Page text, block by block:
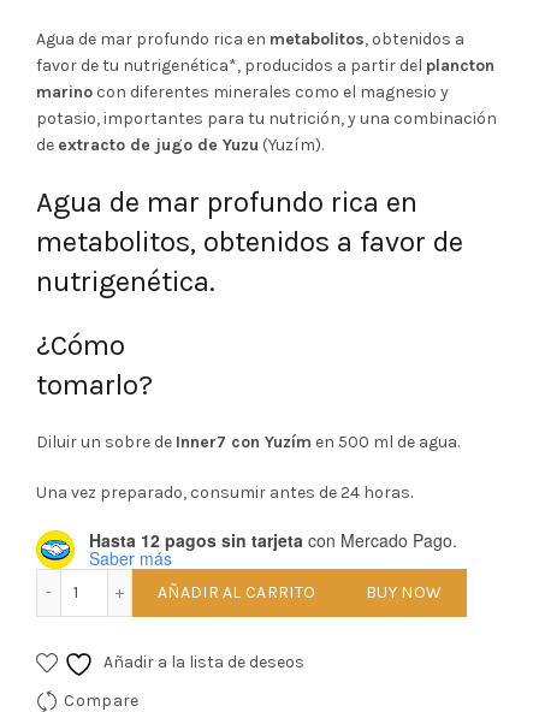
Agua de mar profundo rica en metabolitos, obtenidos a
favor de tu nutrigenética*, producidos a partir del plancton
marino con diferentes minerales como el magnesio y
potasio, importantes para tu nutrición, y una combinación
de extracto de jugo de Yuzu (Yuzím).
Agua de mar profundo rica en
metabolitos, obtenidos a favor de
nutrigenética.
¿Cómo
tomarlo?
Diluir un sobre de Inner7 con Yuzím en 500 ml de agua.
Una vez preparado, consumir antes de 24 horas.
Hasta 12 pagos sin tarjeta con Mercado Pago.
Saber más
Inner 7 con Yuzím Sabor Yuzu Cítrico cantidad
AÑADIR AL CARRITO BUY NOW
Añadir a la lista de deseos
Compare